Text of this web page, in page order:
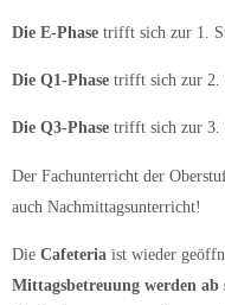
Die E-Phase trifft sich zur 1.
Die Q1-Phase trifft sich zur 2.
Die Q3-Phase trifft sich zur 3.
Der Fachunterricht der
auch Nachmittagsunterricht!
Die Cafeteria ist wieder
Mittagsbetreuung werden